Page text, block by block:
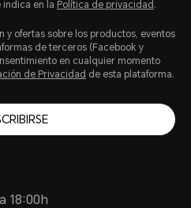
indica en la Política de privacidad .
y ofertas sobre los productos, eventos
de terceros (Facebook y
en cualquier momento
de Privacidad de esta plataforma.
18:00h